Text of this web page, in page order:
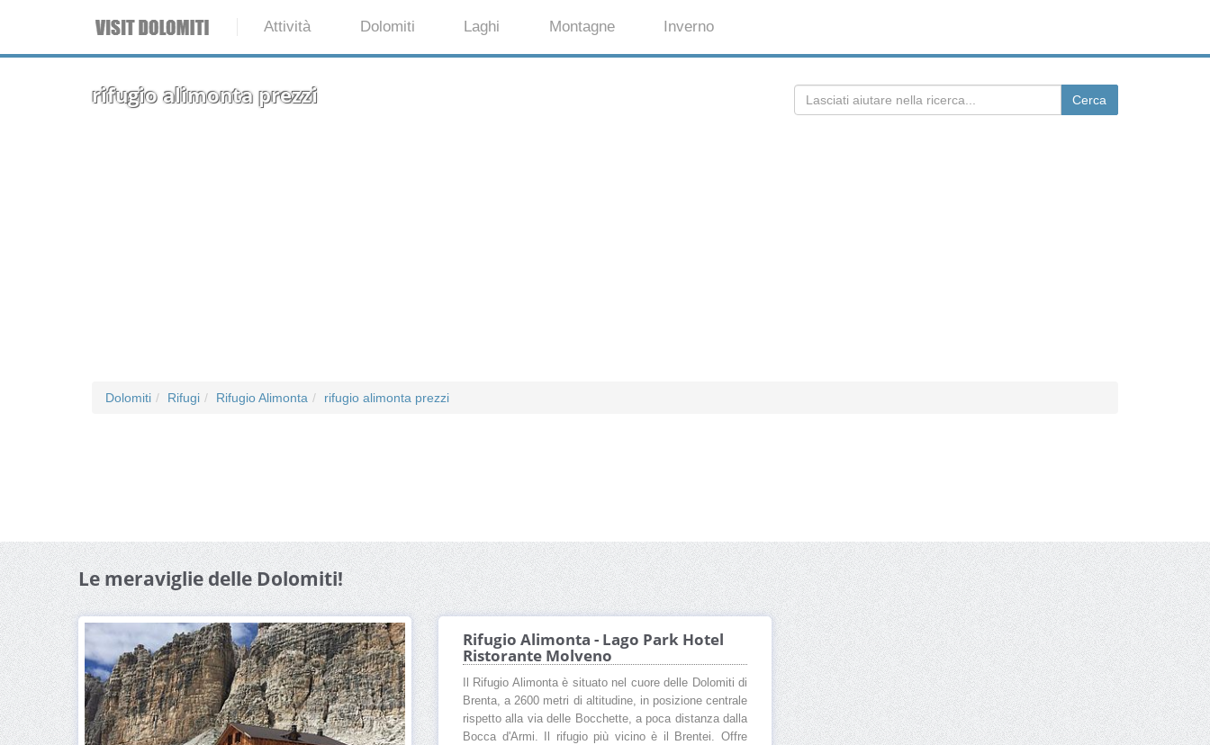
Attività Dolomiti Laghi Montagne Inverno
rifugio alimonta prezzi
Dolomiti Rifugi Rifugio Alimonta rifugio alimonta prezzi
Le meraviglie delle Dolomiti!
Rifugio Alimonta - Lago Park Hotel
Ristorante Molveno
Il Rifugio Alimonta è situato nel cuore delle Dolomiti di
Brenta, a 2600 metri di altitudine, in posizione centrale
rispetto alla via delle Bocchette, a poca distanza dalla
Bocca d'Armi. Il rifugio più vicino è il Brentei. Offre